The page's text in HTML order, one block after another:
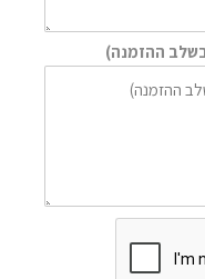
ההזמנה)